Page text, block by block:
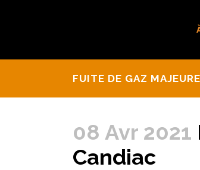
FUITE DE GAZ
08 Avr 2021
Candiac